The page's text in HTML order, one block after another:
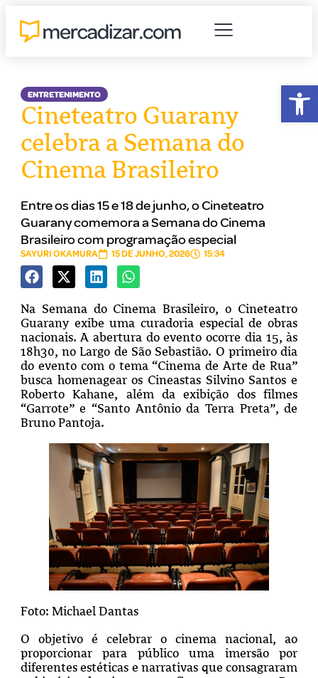
ENTRETENIMENTO
Cineteatro Guarany
celebra a Semana do
Cinema Brasileiro
Entre os dias 15 e 18 de junho, o Cineteatro
Guarany comemora a Semana do Cinema
Brasileiro com programação especial
SAYURI OKAMURA 15 DE JUNHO, 2026 15:34
Na Semana do Cinema Brasileiro, o Cineteatro
Guarany exibe uma curadoria especial de obras
nacionais. A abertura do evento ocorre dia 15, às
18h30, no Largo de São Sebastião. O primeiro dia
do evento com o tema “Cinema de Arte de Rua”
busca homenagear os Cineastas Silvino Santos e
Roberto Kahane, além da exibição dos filmes
“Garrote” e “Santo Antônio da Terra Preta”, de
Bruno Pantoja.
Foto: Michael Dantas
O objetivo é celebrar o cinema nacional, ao
proporcionar para público uma imersão por
diferentes estéticas e narrativas que consagraram